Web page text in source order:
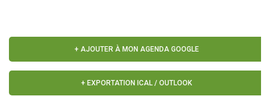
+ AJOUTER À MON AGENDA GOOGLE
+ EXPORTATION ICAL / OUTLOOK